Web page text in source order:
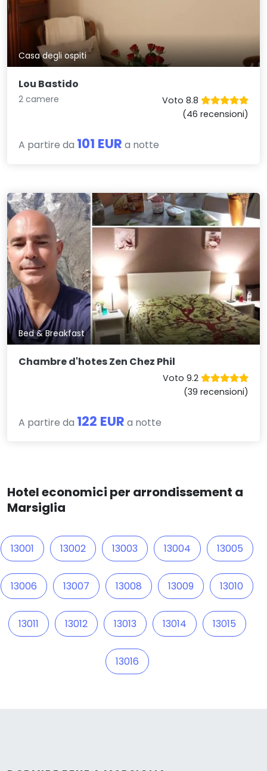
Casa degli ospiti
Lou Bastido
2 camere
Voto 8.8
(46 recensioni)
A partire da 101 EUR a notte
Bed & Breakfast
Chambre d'hotes Zen Chez Phil
Voto 9.2
(39 recensioni)
A partire da 122 EUR a notte
Hotel economici per arrondissement a
Marsiglia
13001 13002 13003 13004 13005
13006 13007 13008 13009 13010
13011 13012 13013 13014 13015
13016